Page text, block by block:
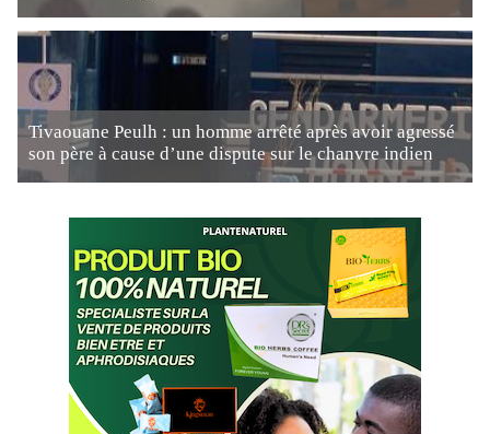
Tivaouane Peulh : un homme arrêté après avoir agressé
son père à cause d’une dispute sur le chanvre indien